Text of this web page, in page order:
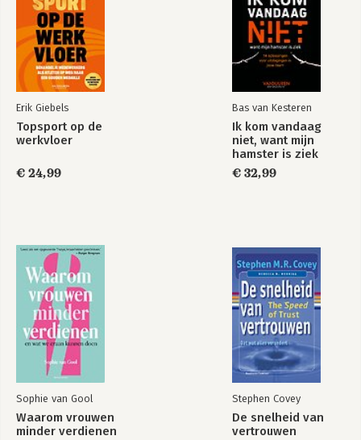
Cluster III: Het organiseren van risicomanagement
9. De risicomanager - vaardigheden, invulling en positionering
10. Risicomanagement georganiseerd
11. De high reliability organization is niet voor iedereen
weggelegd
12. De risicoregelreflex
13. Kwantificatia; (niet) alles is in cijfers en kansen uit te
Cluster V: Besluitvorming en risicomanagement
Geraadpleegde en aanbevolen literatuur
Notenlijst
Erik Giebels
Topsport op de
werkvloer
€ 24,99
Bas van Kesteren
Ik kom vandaag
niet, want mijn
hamster is ziek
€ 32,99
Sophie van Gool
Waarom vrouwen
minder verdienen
Stephen Covey
De snelheid van
vertrouwen